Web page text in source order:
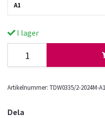
A1
I lager
Artikelnummer: TDW0335/2-2024M-A1
Dela